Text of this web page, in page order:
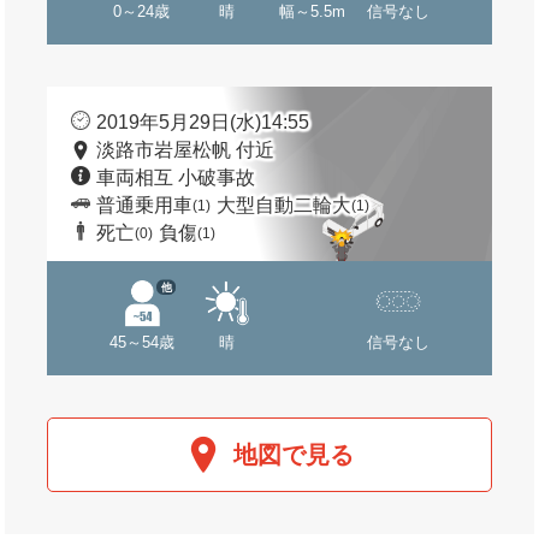
0～24歳 晴 幅～5.5m 信号なし
2019年5月29日(水)14:55
淡路市岩屋松帆 付近
車両相互 小破事故
普通乗用車(1) 大型自動二輪大(1)
死亡(0) 負傷(1)
45～54歳
他
晴 信号なし
地図で見る